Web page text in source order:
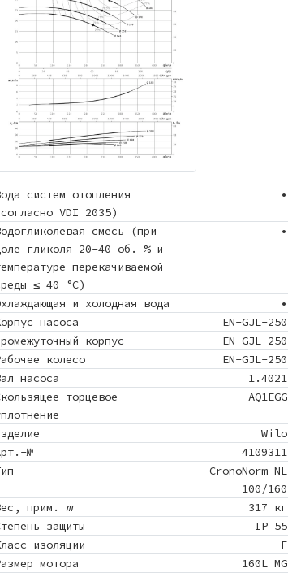
систем отопления
VDI 2035)
•
смесь (при
гликоля 20-40 об. % и
перекачиваемой
≤ 40 °C)
•
и холодная вода
•
насоса
EN-GJL-250
корпус
EN-GJL-250
колесо
EN-GJL-250
насоса
1.4021
торцевое
AQ1EGG
Wilo
№
4109311
CronoNorm-NL
100/160
прим. m
317 кг
защиты
IP 55
изоляции
F
мотора
160L MG